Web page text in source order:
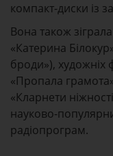
компакт-диски із
Вона також
«Катерина
броди»), художніх
«Пропала
«Кларнети
науково-
радіопрограм.